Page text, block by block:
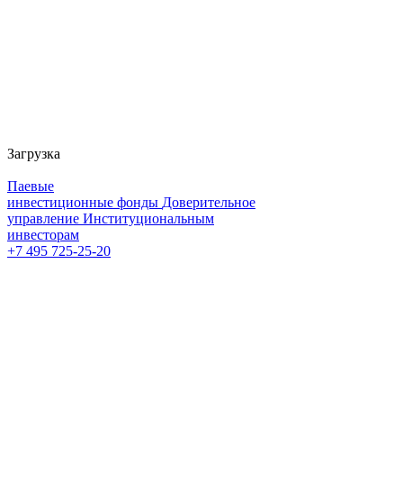
Загрузка
Паевые
инвестиционные фонды Доверительное
управление Институциональным
инвесторам
+7 495 725-25-20